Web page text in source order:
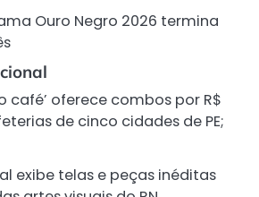
Ouro Negro 2026 termina
café’ oferece combos por R$
de cinco cidades de PE;
exibe telas e peças inéditas